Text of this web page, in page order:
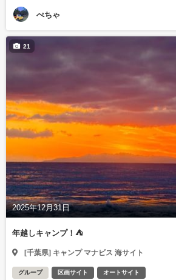
ぺちゃ
2025年12月31日
21
年越しキャンプ！⛺️
[千葉県] キャンプ マナビス 海サイト
グループ 区画サイト オートサイト